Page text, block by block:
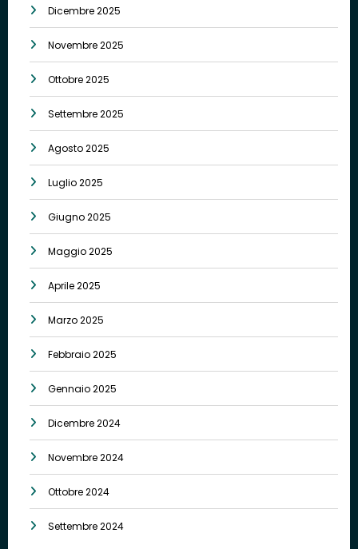
Dicembre 2025
Novembre 2025
Ottobre 2025
Settembre 2025
Agosto 2025
Luglio 2025
Giugno 2025
Maggio 2025
Aprile 2025
Marzo 2025
Febbraio 2025
Gennaio 2025
Dicembre 2024
Novembre 2024
Ottobre 2024
Settembre 2024